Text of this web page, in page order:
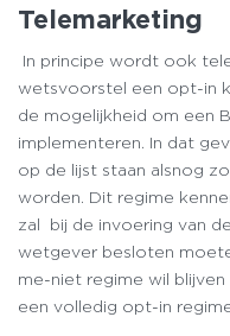
Telemarketing
In principe wordt ook
wetsvoorstel een opt-in
de mogelijkheid om een
implementeren. In dat
op de lijst staan alsnog
worden. Dit regime
zal bij de invoering van
wetgever besloten
me-niet regime wil
een volledig opt-in